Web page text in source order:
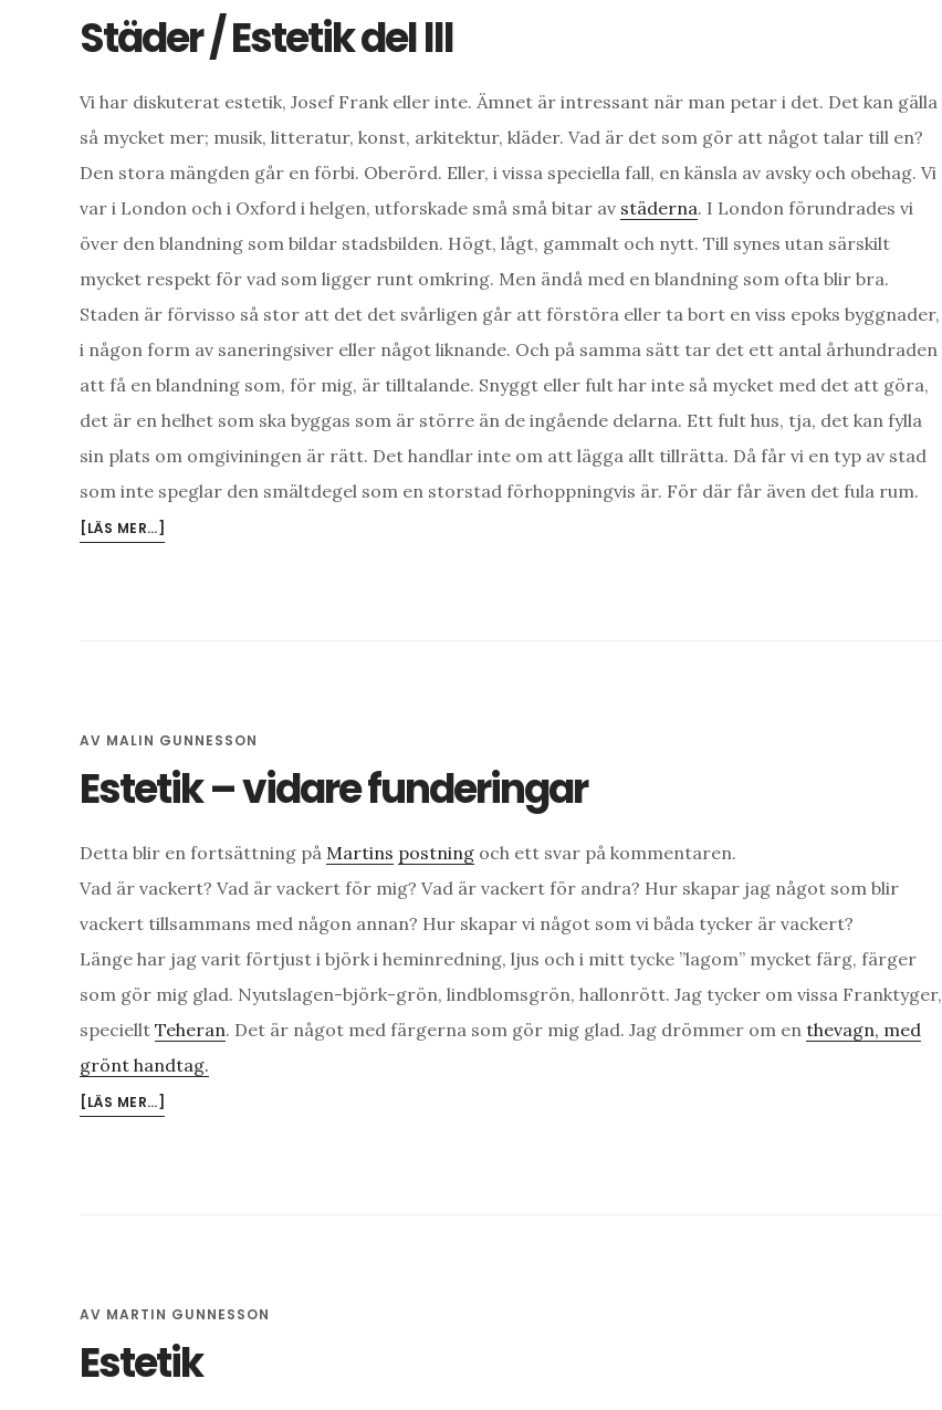
Städer / Estetik del lll
Vi har diskuterat estetik, Josef Frank eller inte. Ämnet är intressant när man petar i det. Det kan gälla
så mycket mer; musik, litteratur, konst, arkitektur, kläder. Vad är det som gör att något talar till en?
Den stora mängden går en förbi. Oberörd. Eller, i vissa speciella fall, en känsla av avsky och obehag. Vi
var i London och i Oxford i helgen, utforskade små små bitar av städerna. I London förundrades vi
över den blandning som bildar stadsbilden. Högt, lågt, gammalt och nytt. Till synes utan särskilt
mycket respekt för vad som ligger runt omkring. Men ändå med en blandning som ofta blir bra.
Staden är förvisso så stor att det det svårligen går att förstöra eller ta bort en viss epoks byggnader,
i någon form av saneringsiver eller något liknande. Och på samma sätt tar det ett antal århundraden
att få en blandning som, för mig, är tilltalande. Snyggt eller fult har inte så mycket med det att göra,
det är en helhet som ska byggas som är större än de ingående delarna. Ett fult hus, tja, det kan fylla
sin plats om omgiviningen är rätt. Det handlar inte om att lägga allt tillrätta. Då får vi en typ av stad
som inte speglar den smältdegel som en storstad förhoppningvis är. För där får även det fula rum.
[LÄS MER…]
AV MALIN GUNNESSON
Estetik – vidare funderingar
Detta blir en fortsättning på Martins postning och ett svar på kommentaren.
Vad är vackert? Vad är vackert för mig? Vad är vackert för andra? Hur skapar jag något som blir
vackert tillsammans med någon annan? Hur skapar vi något som vi båda tycker är vackert?
Länge har jag varit förtjust i björk i heminredning, ljus och i mitt tycke ”lagom” mycket färg, färger
som gör mig glad. Nyutslagen-björk-grön, lindblomsgrön, hallonrött. Jag tycker om vissa Franktyger,
speciellt Teheran. Det är något med färgerna som gör mig glad. Jag drömmer om en thevagn, med
grönt handtag.
[LÄS MER…]
AV MARTIN GUNNESSON
Estetik